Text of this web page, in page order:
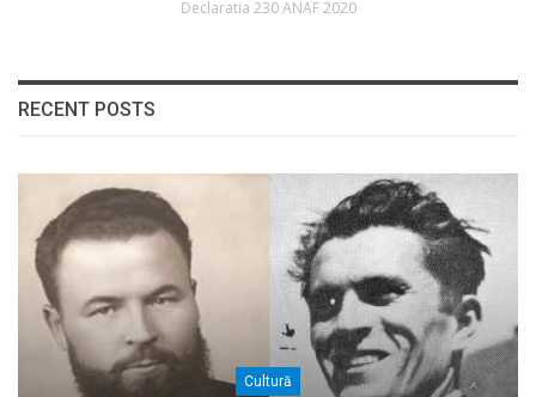
Declaratia 230 ANAF 2020
RECENT POSTS
Cultură